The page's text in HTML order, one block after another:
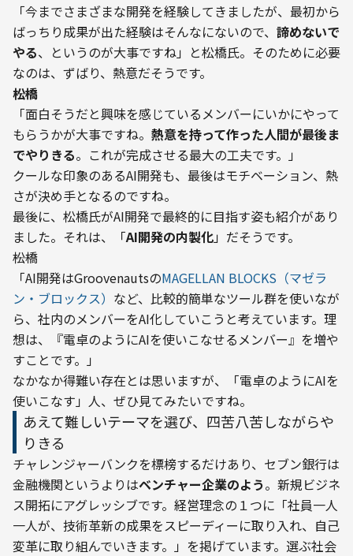
「今までさまざまな開発を経験してきましたが、最初から
ばっちり成果が出た経験はそんなにないので、 諦めないで
やる、というのが大事ですね」と松橋氏。そのために必要
なのは、ずばり、熱意だそうです。
――松橋
「面白そうだと興味を感じているメンバーにいかにやって
もらうかが大事ですね。 熱意を持って作った人間が最後ま
でやりきる。これが完成させる最大の工夫です。」
クールな印象のあるAI開発も、最後はモチベーション、熱
さが決め手となるのですね。
最後に、松橋氏がAI開発で最終的に目指す姿も紹介があり
ました。それは、「AI開発の内製化」だそうです。
――松橋
「AI開発はGroovenautsのMAGELLAN BLOCKS（マゼラ
ン・ブロックス） など、比較的簡単なツール群を使いなが
ら、社内のメンバーをAI化していこうと考えています。理
想は、『電卓のようにAIを使いこなせるメンバー』を増や
すことです。」
なかなか得難い存在とは思いますが、「電卓のようにAIを
使いこなす」人、ぜひ見てみたいですね。
あえて難しいテーマを選び、四苦八苦しながらや
りきる
チャレンジャーバンクを標榜するだけあり、セブン銀行は
金融機関というよりはベンチャー企業のよう。新規ビジネ
ス開拓にアグレッシブです。経営理念の１つに「社員一人
一人が、技術革新の成果をスピーディーに取り入れ、自己
変革に取り組んでいきます。」を掲げています。選ぶ社会